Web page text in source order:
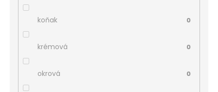
koňak 0
krémová 0
okrová 0